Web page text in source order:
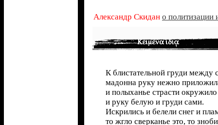
Александр Скидан о политизации
К блистательной груди между
мадонна руку нежно
и полыханье страсти окружило
и руку белую и груди сами.
Искрились и белели снег и
то жгло сверканье это, то